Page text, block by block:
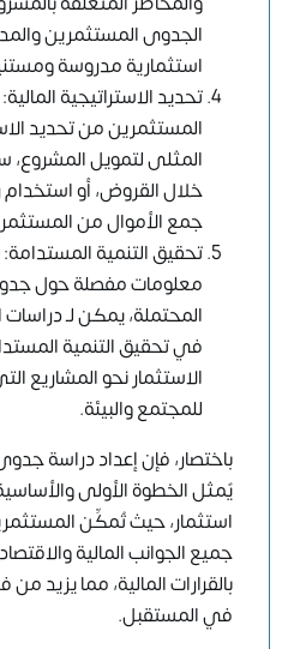
الجدوى المستثمرين
استثمارية مدروسة
تحديد الاستراتيجية
المستثمرين من تحديد
المثلى لتمويل
خلال القروض، أو استخدام
جمع الأموال من
تحقيق التنمية
معلومات مفصلة حول
المحتملة، يمكن لـ
في تحقيق التنمية
الاستثمار نحو المشاريع
للمجتمع والبيئة.
باختصار، فإن إعداد دراسة
يٌمثل الخطوة الأولى
استثمار، حيث تُمكِّن
جميع الجوانب المالية
بالقرارات المالية، مما يزيد
في المستقبل.